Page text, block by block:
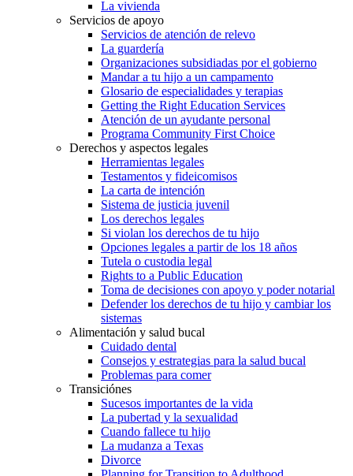
La vivienda
Servicios de apoyo
Servicios de atención de relevo
La guardería
Organizaciones subsidiadas por el gobierno
Mandar a tu hijo a un campamento
Glosario de especialidades y terapias
Getting the Right Education Services
Atención de un ayudante personal
Programa Community First Choice
Derechos y aspectos legales
Herramientas legales
Testamentos y fideicomisos
La carta de intención
Sistema de justicia juvenil
Los derechos legales
Si violan los derechos de tu hijo
Opciones legales a partir de los 18 años
Tutela o custodia legal
Rights to a Public Education
Toma de decisiones con apoyo y poder notarial
Defender los derechos de tu hijo y cambiar los
sistemas
Alimentación y salud bucal
Cuidado dental
Consejos y estrategias para la salud bucal
Problemas para comer
Transiciónes
Sucesos importantes de la vida
La pubertad y la sexualidad
Cuando fallece tu hijo
La mudanza a Texas
Divorce